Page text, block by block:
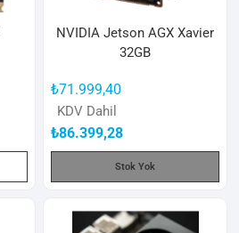
NVIDIA Jetson AGX Xavier
32GB
₺71.999,40
KDV Dahil
₺86.399,28
Stok Yok